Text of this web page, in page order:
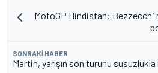
MotoGP Hindistan: Bezzecchi
SONRAKI HABER
Martin, yarışın son turunu